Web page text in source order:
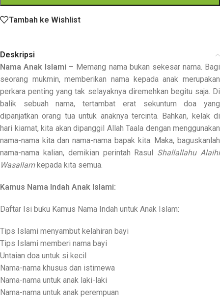
Tambah ke Wishlist
Deskripsi
Nama Anak Islami – Memang nama bukan sekesar nama. Bagi
seorang mukmin, memberikan nama kepada anak merupakan
perkara penting yang tak selayaknya diremehkan begitu saja. Di
balik sebuah nama, tertambat erat sekuntum doa yang
dipanjatkan orang tua untuk anaknya tercinta. Bahkan, kelak di
hari kiamat, kita akan dipanggil Allah Taala dengan menggunakan
nama-nama kita dan nama-nama bapak kita. Maka, baguskanlah
nama-nama kalian, demikian perintah Rasul Shallallahu Alaihi
Wasallamkepada kita semua.
Kamus Nama Indah Anak Islami:
Daftar Isi buku Kamus Nama Indah untuk Anak Islam:
Tips Islami menyambut kelahiran bayi
Tips Islami memberi nama bayi
Untaian doa untuk si kecil
Nama-nama khusus dan istimewa
Nama-nama untuk anak laki-laki
Nama-nama untuk anak perempuan